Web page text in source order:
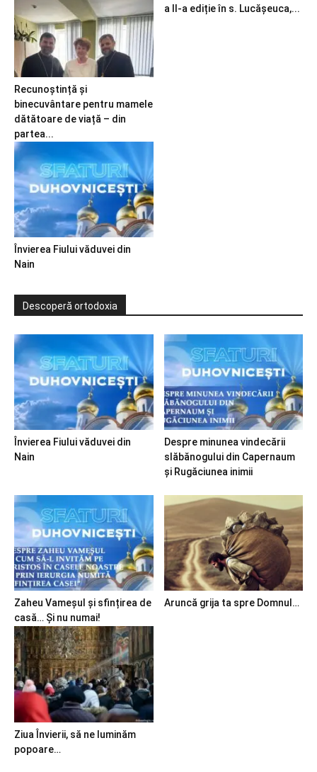
Recunoștință și
binecuvântare pentru mamele
dătătoare de viață – din
partea...
a II-a ediție în s. Lucășeuca,...
Învierea Fiului văduvei din
Nain
Descoperă ortodoxia
Învierea Fiului văduvei din
Nain
Despre minunea vindecării
slăbănogului din Capernaum
și Rugăciunea inimii
Zaheu Vameșul și sfințirea de
casă… Și nu numai!
Aruncă grija ta spre Domnul…
Ziua Învierii, să ne luminăm
popoare…